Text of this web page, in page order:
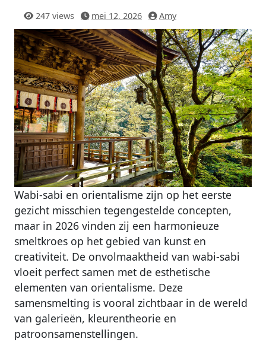
247 views mei 12, 2026 Amy
Wabi-sabi en orientalisme zijn op het eerste
gezicht misschien tegengestelde concepten,
maar in 2026 vinden zij een harmonieuze
smeltkroes op het gebied van kunst en
creativiteit. De onvolmaaktheid van wabi-sabi
vloeit perfect samen met de esthetische
elementen van orientalisme. Deze
samensmelting is vooral zichtbaar in de wereld
van galerieën, kleurentheorie en
patroonsamenstellingen.